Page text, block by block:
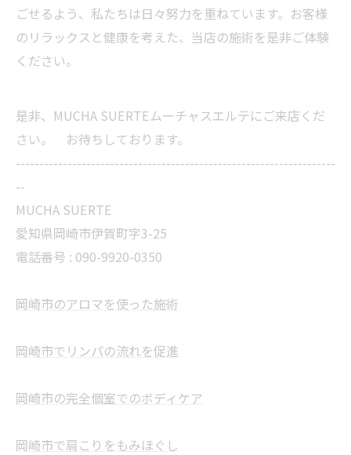
ごせるよう、私たちは日々努力を重ねています。お客様
のリラックスと健康を考えた、当店の施術を是非ご体験
ください。
是非、MUCHA SUERTEムーチャスエルテにご来店くだ
さい。 お待ちしております。
--------------------------------------------------------------------
--
MUCHA SUERTE
愛知県岡崎市伊賀町字3-25
電話番号 : 090-9920-0350
岡崎市のアロマを使った施術
岡崎市でリンパの流れを促進
岡崎市の完全個室でのボディケア
岡崎市で肩こりをもみほぐし